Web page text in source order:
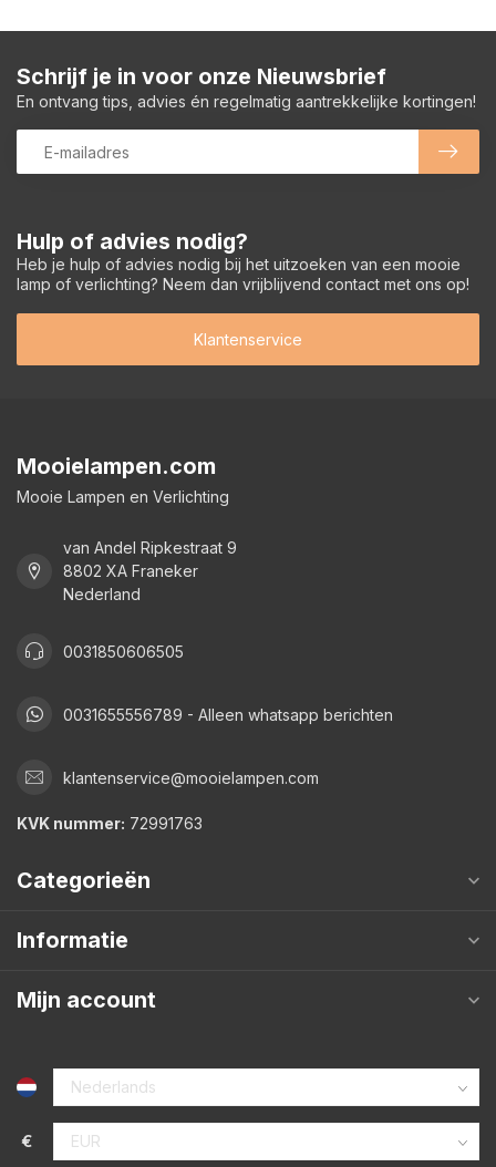
Hulp of advies nodig?
Heb je hulp of advies nodig bij het uitzoeken van een mooie
lamp of verlichting? Neem dan vrijblijvend contact met ons op!
Klantenservice
Schrijf je in voor onze Nieuwsbrief
En ontvang tips, advies én regelmatig aantrekkelijke kortingen!
Mooielampen.com
Mooie Lampen en Verlichting
van Andel Ripkestraat 9
8802 XA Franeker
Nederland
0031850606505
0031655556789 - Alleen whatsapp berichten
klantenservice@mooielampen.com
KVK nummer: 72991763
Categorieën
Informatie
Mijn account
€